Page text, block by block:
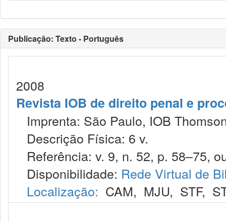
Publicação: Texto - Português
2008
Revista IOB de direito penal e
Imprenta: São Paulo, IOB
Descrição Física: 6 v.
Referência: v. 9, n. 52, p. 58–75,
Disponibilidade: Rede Virtual de
Localização: CAM, MJU, STF,